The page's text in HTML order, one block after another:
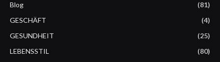
Blog
(81)
GESCHÄFT
(4)
GESUNDHEIT
(25)
LEBENSSTIL
(80)